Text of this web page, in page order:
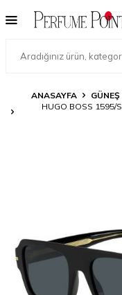
ANASAYFA
HUGO BOSS 1595/